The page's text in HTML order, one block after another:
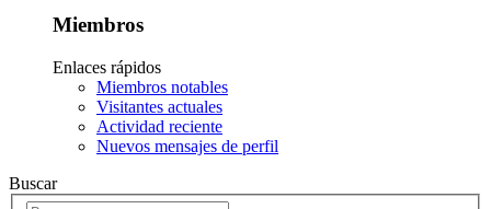
Miembros
Enlaces rápidos
Miembros notables
Visitantes actuales
Actividad reciente
Nuevos mensajes de perfil
Buscar